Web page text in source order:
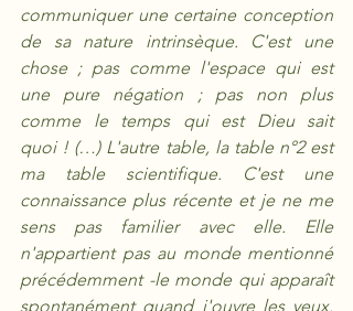
communiquer une certaine conception
de sa nature intrinsèque. C'est une
chose ; pas comme l'espace qui est
une pure négation ; pas non plus
comme le temps qui est Dieu sait
quoi ! (…) L'autre table, la table n°2 est
ma table scientifique. C'est une
connaissance plus récente et je ne me
sens pas familier avec elle. Elle
n'appartient pas au monde mentionné
précédemment -le monde qui apparaît
spontanément quand j'ouvre les yeux.